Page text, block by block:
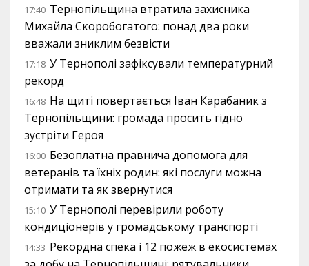
17:40 Тернопільщина втратила захисника
Михайла Скоробогатого: понад два роки
вважали зниклим безвісти
17:18 У Тернополі зафіксували температурний
рекорд
16:48 На щиті повертається Іван Карабаник з
Тернопільщини: громада просить гідно
зустріти Героя
16:00 Безоплатна правнича допомога для
ветеранів та їхніх родин: які послуги можна
отримати та як звернутися
15:10 У Тернополі перевірили роботу
кондиціонерів у громадському транспорті
14:33 Рекордна спека і 12 пожеж в екосистемах